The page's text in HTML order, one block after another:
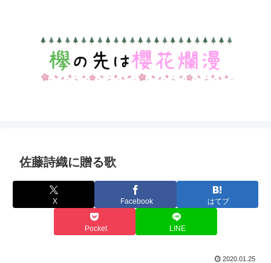
佐藤詩織に贈る歌
X Facebook はてブ
Pocket LINE
2020.01.25